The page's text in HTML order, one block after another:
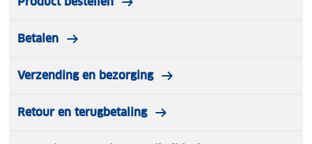
Betalen
Verzending en bezorging
Retour en terugbetaling